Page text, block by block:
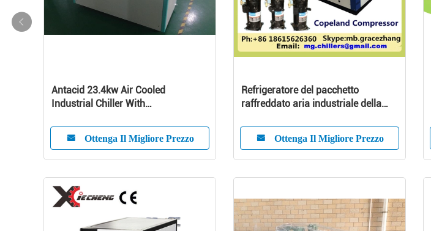
Antacid 23.4kw Air Cooled
Industrial Chiller With
Ottenga Il Migliore Prezzo
Refrigeratore del pacchetto
raffreddato aria industriale della
25 tonnellate
Ottenga Il Migliore Prezzo